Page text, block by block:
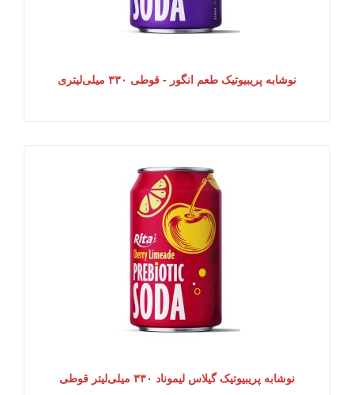
نوشابه پریبیوتیک طعم انگور - قوطی ۳۳۰ میلی‌لیتری
نوشابه پریبیوتیک گیلاس لیموناد ۳۳۰ میلی‌لیتر قوطی